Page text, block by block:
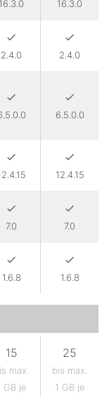
16.3.0 16.3.0
2.4.0 2.4.0
6.5.0.0
12.4.15
7.0 7.0
1.6.8 1.6.8
15
max.
GB je
25
bis max.
1 GB je